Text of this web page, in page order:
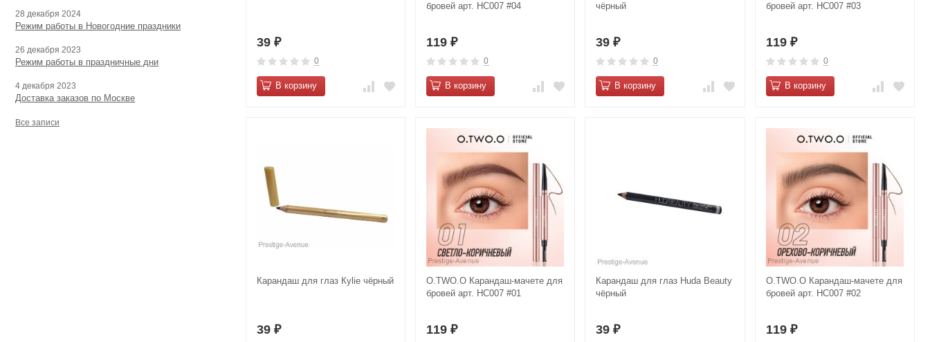
39 ₽
0
В корзину
бровей арт. HC007 #04
119 ₽
0
В корзину
чёрный
39₽
0
В корзину
бровей арт. HC007 #03
119 ₽
0
В корзину
Карандаш для глаз Куliе чёрный
39 ₽
O.TWO.O Карандаш-мачете для
бровей арт. HC007 #01
119 ₽
Карандаш для глаз Huda Beauty
чёрный
39₽
O.TWO.O Карандаш-мачете для
бровей арт. HC007 #02
119 ₽
28 декабря 2024
Режим работы в Новогодние праздники
26 декабря 2023
Режим работы в праздничные дни
4 декабря 2023
Доставка заказов по Москве
Все записи